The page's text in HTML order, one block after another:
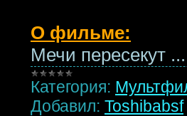
О фильме:
Мечи пересекут
Категория:
Добавил: Toshibabsf